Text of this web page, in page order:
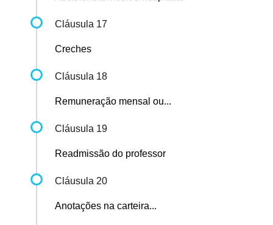
Cláusula 17
Creches
Cláusula 18
Remuneração mensal ou...
Cláusula 19
Readmissão do professor
Cláusula 20
Anotações na carteira...